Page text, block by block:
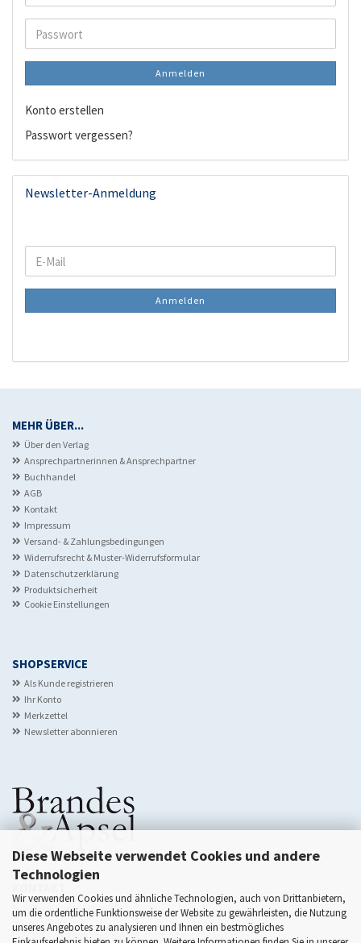
Diese Webseite verwendet Cookies und andere
Technologien
Wir verwenden Cookies und ähnliche Technologien, auch von Drittanbietern,
um die ordentliche Funktionsweise der Website zu gewährleisten, die Nutzung
unseres Angebotes zu analysieren und Ihnen ein bestmögliches
Mail-
Passwort
Anmelden
Konto erstellen
Passwort vergessen?
Newsletter-Anmeldung
WEITER
ZUR
NEWSLETTER-
E-
Mail
Anmelden
MEHR ÜBER...
Über den Verlag
Ansprechpartnerinnen & Ansprechpartner
Buchhandel
AGB
Kontakt
Impressum
Versand- & Zahlungsbedingungen
Widerrufsrecht & Muster-Widerrufsformular
Datenschutzerklärung
Produktsicherheit
Cookie Einstellungen
SHOPSERVICE
Als Kunde registrieren
Ihr Konto
Merkzettel
Newsletter abonnieren
Brandes & Apsel Verlag GmbH
Scheidswaldstr. 22
D-60385 Frankfurt am Main